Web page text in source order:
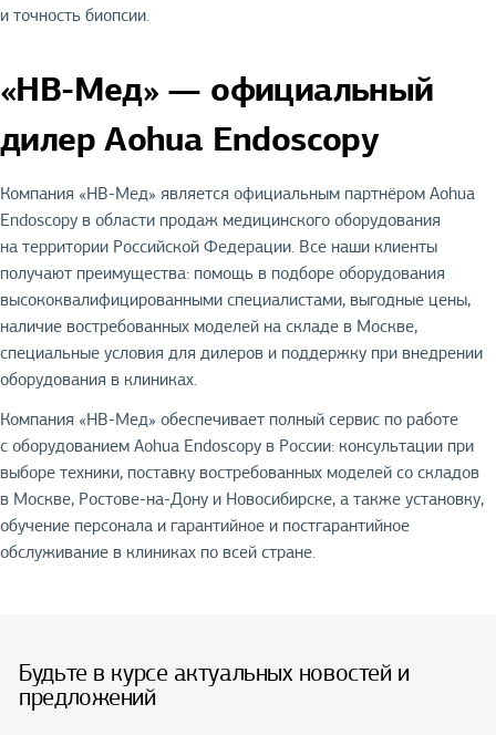
и точность биопсии.
«НВ-Мед» — официальный
дилер Aohua Endoscopy
Компания «НВ-Мед» является официальным партнёром Aohua
Endoscopy в области продаж медицинского оборудования
на территории Российской Федерации. Все наши клиенты
получают преимущества: помощь в подборе оборудования
высококвалифицированными специалистами, выгодные цены,
наличие востребованных моделей на складе в Москве,
специальные условия для дилеров и поддержку при внедрении
оборудования в клиниках.
Компания «НВ-Мед» обеспечивает полный сервис по работе
с оборудованием Aohua Endoscopy в России: консультации при
выборе техники, поставку востребованных моделей со складов
в Москве, Ростове-на-Дону и Новосибирске, а также установку,
обучение персонала и гарантийное и постгарантийное
обслуживание в клиниках по всей стране.
Будьте в курсе актуальных новостей и
предложений